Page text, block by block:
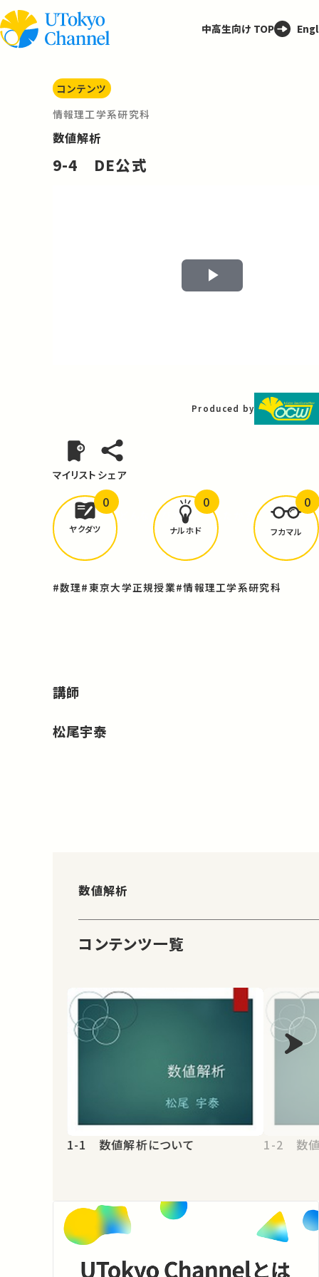
中高生向け TOP
コンテンツ
情報理工学系研究科
数値解析
9-4 DE公式
Play
Produced by
マイリスト シェア
どんな学びがありましたか？
ヤクダツ
0
ナルホド
0
フカマル
0
#数理#東京大学正規授業#情報理工学系研究科
講師
松尾宇泰
数値解析
コンテンツ一覧
1-1 数値解析について 1-2 数値